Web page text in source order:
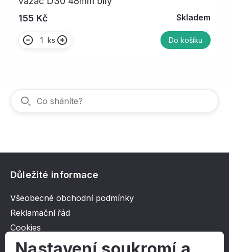
155 Kč
Skladem
ks Do košíku
Důležité informace
Všeobecné obchodní podmínky
Reklamační řád
Cookies
Ochrana osobních údajů